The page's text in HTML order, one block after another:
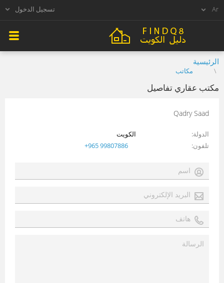
تسجيل الدخول
الرئيسية
مكاتب
مكتب عقاري تفاصيل
Qadry Saad
الدولة
الكويت
تلفون
+965 99807886